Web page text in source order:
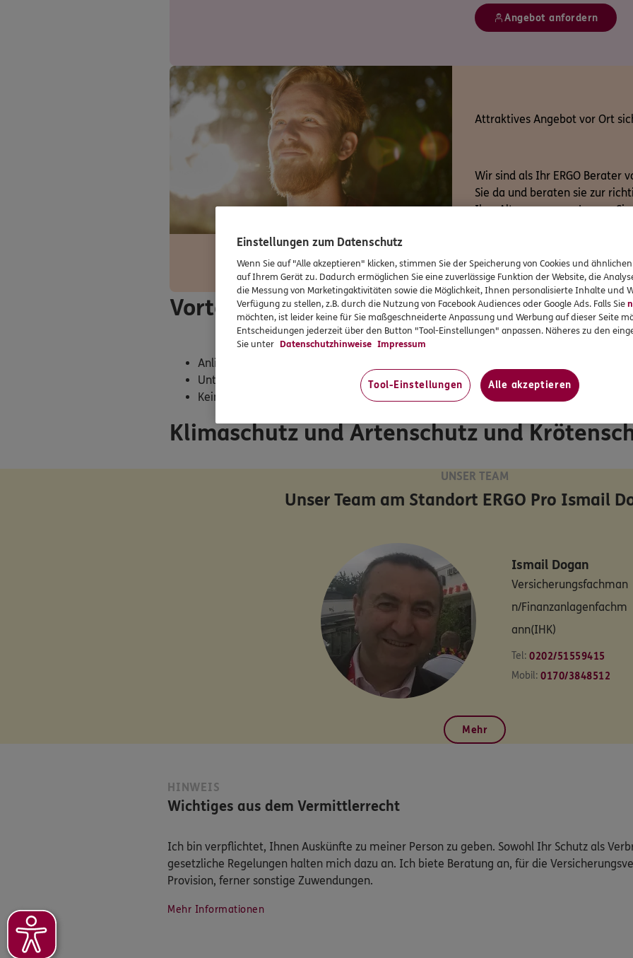
Angebot anfordern
Attraktives Angebot vor Ort
Wir sind als Ihr ERGO Berater
Sie da und beraten sie zur
Ihre Altersvorsorge. Lassen
Vorteile einer persönlichen Betreuung
Anliegen persönlich und ganzheitlich besprechen
Unterstützung bei der Regulierung von Schäden
Keine Einschränkung in der Nutzung des digitalen Service-Angebots
Klimaschutz und Artenschutz und
UNSER TEAM
Unser Team am Standort ERGO Pro Ismail
Ismail Dogan
Versicherungsfachman
n/Finanzanlagenfachm
ann(IHK)
Tel: 0202/51559415
Mobil: 0170/3848512
Mehr
HINWEIS
Wichtiges aus dem Vermittlerrecht
Ich bin verpflichtet, Ihnen Auskünfte zu meiner Person zu geben. Sowohl Ihr Schutz als
gesetzliche Regelungen halten mich dazu an. Ich biete Beratung an, für die
Provision, ferner sonstige Zuwendungen.
Mehr Informationen
Einstellungen zum Datenschutz
Wenn Sie auf "Alle akzeptieren" klicken, stimmen Sie der Speicherung von Cookies und
auf Ihrem Gerät zu. Dadurch ermöglichen Sie eine zuverlässige Funktion der Website, die
die Messung von Marketingaktivitäten sowie die Möglichkeit, Ihnen personalisierte Inhalte und
Verfügung zu stellen, z.B. durch die Nutzung von Facebook Audiences oder Google Ads. Falls Sie
möchten, ist leider keine für Sie maßgeschneiderte Anpassung und Werbung auf dieser Seite
Entscheidungen jederzeit über den Button "Tool-Einstellungen" anpassen. Näheres zu den
Sie unter Datenschutzhinweise Impressum
Tool-Einstellungen Alle akzeptieren